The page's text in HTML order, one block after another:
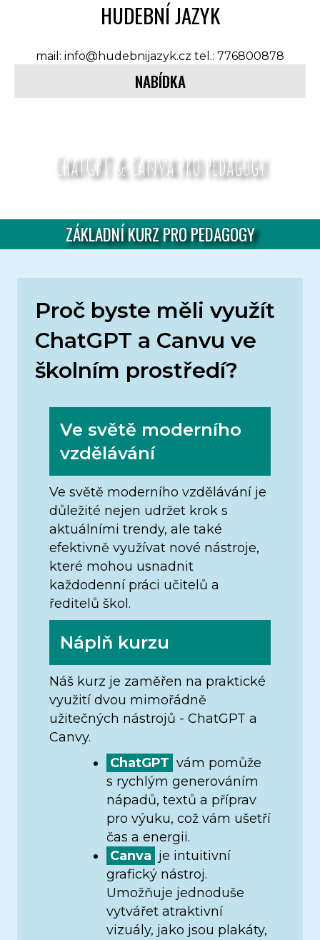
HUDEBNÍ JAZYK
mail: info@hudebnijazyk.cz tel.: 776800878
NABÍDKA
ChatGPT & Canva pro pedagogy
ZÁKLADNÍ KURZ PRO PEDAGOGY
Proč byste měli využít
ChatGPT a Canvu ve
školním prostředí?
Ve světě moderního
vzdělávání
Ve světě moderního vzdělávání je
důležité nejen udržet krok s
aktuálními trendy, ale také
efektivně využívat nové nástroje,
které mohou usnadnit
každodenní práci učitelů a
ředitelů škol.
Náplň kurzu
Náš kurz je zaměřen na praktické
využití dvou mimořádně
užitečných nástrojů - ChatGPT a
Canvy.
ChatGPT vám pomůže
s rychlým generováním
nápadů, textů a příprav
pro výuku, což vám ušetří
čas a energii.
Canva je intuitivní
grafický nástroj.
Umožňuje jednoduše
vytvářet atraktivní
vizuály, jako jsou plakáty,